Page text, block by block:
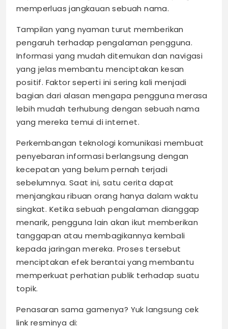
memperluas jangkauan sebuah nama.
Tampilan yang nyaman turut memberikan
pengaruh terhadap pengalaman pengguna.
Informasi yang mudah ditemukan dan navigasi
yang jelas membantu menciptakan kesan
positif. Faktor seperti ini sering kali menjadi
bagian dari alasan mengapa pengguna merasa
lebih mudah terhubung dengan sebuah nama
yang mereka temui di internet.
Perkembangan teknologi komunikasi membuat
penyebaran informasi berlangsung dengan
kecepatan yang belum pernah terjadi
sebelumnya. Saat ini, satu cerita dapat
menjangkau ribuan orang hanya dalam waktu
singkat. Ketika sebuah pengalaman dianggap
menarik, pengguna lain akan ikut memberikan
tanggapan atau membagikannya kembali
kepada jaringan mereka. Proses tersebut
menciptakan efek berantai yang membantu
memperkuat perhatian publik terhadap suatu
topik.
Penasaran sama gamenya? Yuk langsung cek
link resminya di: